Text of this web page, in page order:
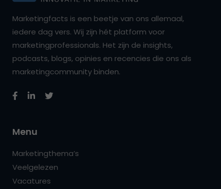
Marketingfacts is een beetje van ons allemaal,
iedere dag vers. Wij zijn hét platform voor
marketingprofessionals. Het zijn de insights,
podcasts, blogs, opinies en recencies die ons als
marketingcommunity binden.
Menu
Marketingthema’s
Veelgelezen
Vacatures